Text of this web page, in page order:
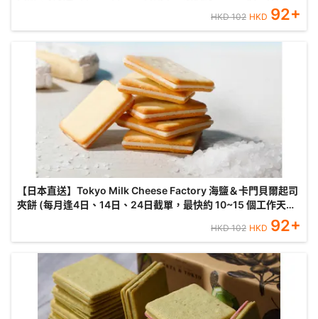
HKD102 HKD 92+
【日本直送】Tokyo Milk Cheese Factory 海鹽＆卡門貝爾起司
夾餅 (每月逢4日、14日、24日截單，最快約 10~15 個工作天到
HKD102 HKD 92+